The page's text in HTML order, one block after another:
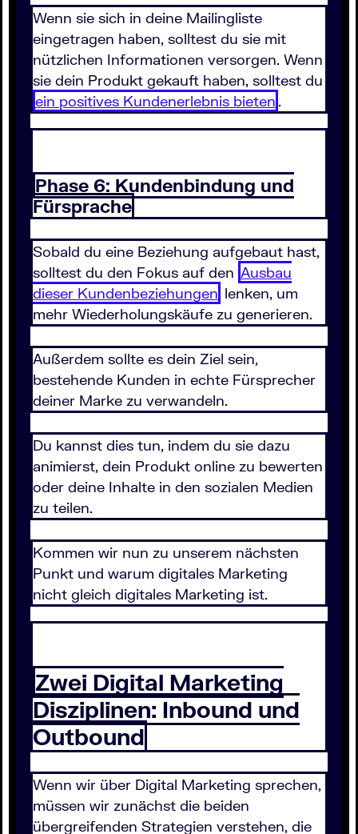
Wenn sie sich in deine Mailingliste
eingetragen haben, solltest du sie mit
nützlichen Informationen versorgen. Wenn
sie dein Produkt gekauft haben, solltest du
ein positives Kundenerlebnis bieten .
Phase 6: Kundenbindung und
Fürsprache
Sobald du eine Beziehung aufgebaut hast,
solltest du den Fokus auf den Ausbau
dieser Kundenbeziehungen lenken, um
mehr Wiederholungskäufe zu generieren.
Außerdem sollte es dein Ziel sein,
bestehende Kunden in echte Fürsprecher
deiner Marke zu verwandeln.
Du kannst dies tun, indem du sie dazu
animierst, dein Produkt online zu bewerten
oder deine Inhalte in den sozialen Medien
zu teilen.
Kommen wir nun zu unserem nächsten
Punkt und warum digitales Marketing
nicht gleich digitales Marketing ist.
Zwei Digital Marketing
Disziplinen: Inbound und
Outbound
Wenn wir über Digital Marketing sprechen,
müssen wir zunächst die beiden
übergreifenden Strategien verstehen, die